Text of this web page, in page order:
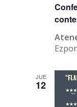
JUE
12